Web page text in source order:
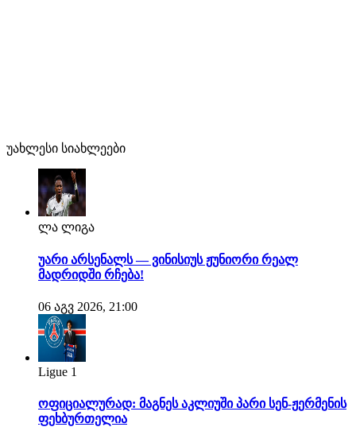
უახლესი სიახლეები
ლა ლიგა
უარი არსენალს — ვინისიუს ჟუნიორი რეალ
მადრიდში რჩება!
06 აგვ 2026, 21:00
Ligue 1
ოფიციალურად: მაგნეს აკლიუში პარი სენ-ჟერმენის
ფეხბურთელია